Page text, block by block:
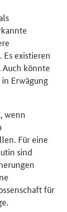
existieren
Auch könnte
Erwägung
wenn
Für eine
sind
für